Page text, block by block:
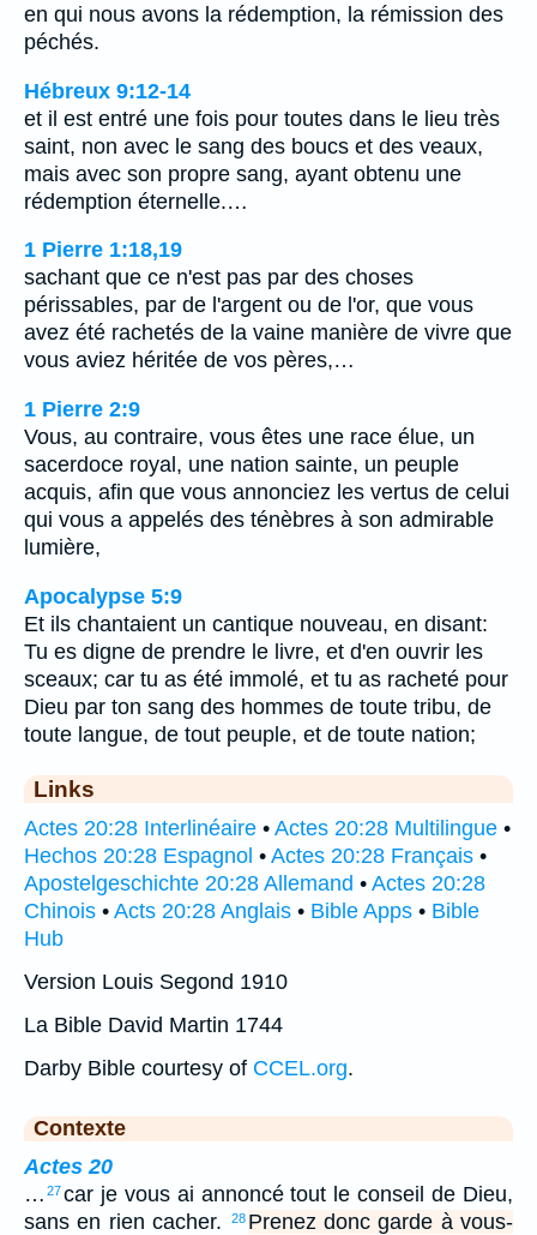
en qui nous avons la rédemption, la rémission des
péchés.
Hébreux 9:12-14
et il est entré une fois pour toutes dans le lieu très
saint, non avec le sang des boucs et des veaux,
mais avec son propre sang, ayant obtenu une
rédemption éternelle.…
1 Pierre 1:18,19
sachant que ce n'est pas par des choses
périssables, par de l'argent ou de l'or, que vous
avez été rachetés de la vaine manière de vivre que
vous aviez héritée de vos pères,…
1 Pierre 2:9
Vous, au contraire, vous êtes une race élue, un
sacerdoce royal, une nation sainte, un peuple
acquis, afin que vous annonciez les vertus de celui
qui vous a appelés des ténèbres à son admirable
lumière,
Apocalypse 5:9
Et ils chantaient un cantique nouveau, en disant:
Tu es digne de prendre le livre, et d'en ouvrir les
sceaux; car tu as été immolé, et tu as racheté pour
Dieu par ton sang des hommes de toute tribu, de
toute langue, de tout peuple, et de toute nation;
Links
Actes 20:28 Interlinéaire • Actes 20:28 Multilingue •
Hechos 20:28 Espagnol • Actes 20:28 Français •
Apostelgeschichte 20:28 Allemand • Actes 20:28
Chinois • Acts 20:28 Anglais • Bible Apps • Bible
Hub
Version Louis Segond 1910
La Bible David Martin 1744
Darby Bible courtesy of CCEL.org.
Contexte
Actes 20
… 27car je vous ai annoncé tout le conseil de Dieu,
sans en rien cacher.
28 Prenez donc garde à vous-